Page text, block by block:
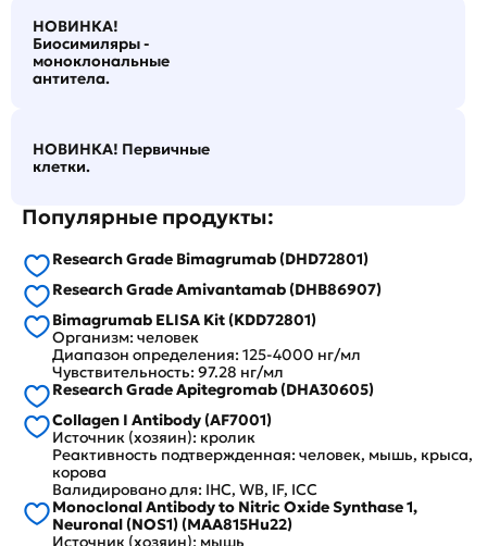
НОВИНКА!
Биосимиляры -
моноклональные
антитела.
НОВИНКА! Первичные
клетки.
Популярные продукты:
Research Grade Bimagrumab (DHD72801)
Research Grade Amivantamab (DHB86907)
Bimagrumab ELISA Kit (KDD72801)
Организм: человек
Диапазон определения: 125-4000 нг/мл
Чувствительность: 97.28 нг/мл
Research Grade Apitegromab (DHA30605)
Collagen I Antibody (AF7001)
Источник (хозяин): кролик
Реактивность подтвержденная: человек, мышь, крыса,
корова
Валидировано для: IHC, WB, IF, ICC
Monoclonal Antibody to Nitric Oxide Synthase 1,
Neuronal (NOS1) (MAA815Hu22)
Источник (хозяин): мышь